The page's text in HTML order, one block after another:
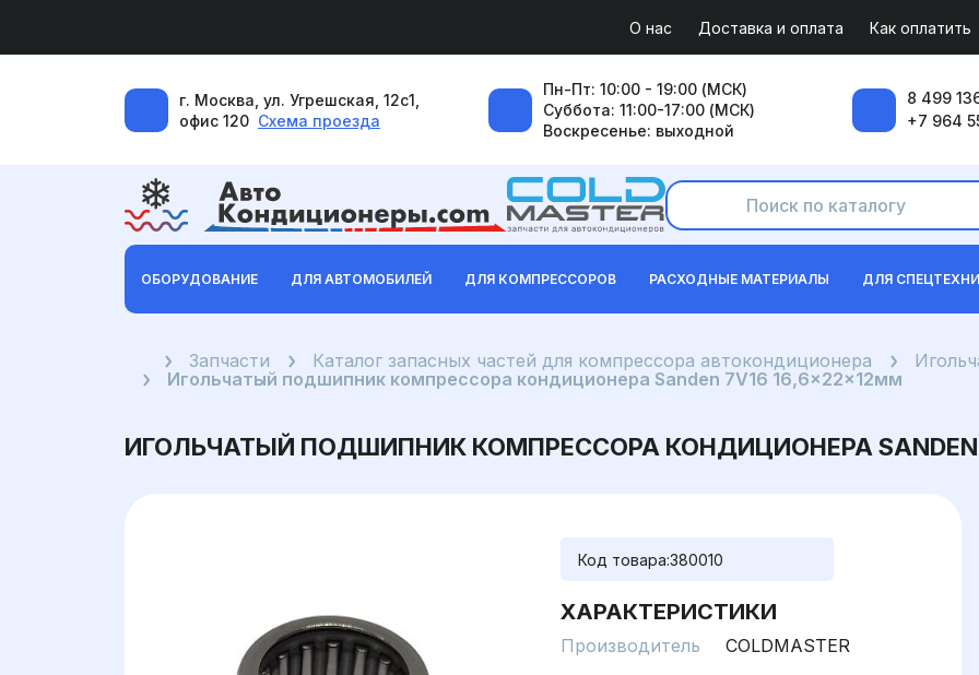
О нас Доставка и оплата Как оплатить
г. Москва, ул. Угрешская, 12с1,
офис 120 Схема проезда
Пн-Пт: 10:00 - 19:00 (МСК)
Суббота: 11:00-17:00 (МСК)
Воскресенье: выходной
8 499
+7 964
ОБОРУДОВАНИЕ ДЛЯ АВТОМОБИЛЕЙ ДЛЯ КОМПРЕССОРОВ РАСХОДНЫЕ МАТЕРИАЛЫ ДЛЯ
ГлавнаяЗапчасти Каталог запасных частей для компрессора автокондиционера
Игольчатый подшипник компрессора кондиционера Sanden 7V16 16,6x22x12мм
ИГОЛЬЧАТЫЙ ПОДШИПНИК КОМПРЕССОРА КОНДИЦИОНЕРА SANDEN
Код товара:380010
ХАРАКТЕРИСТИКИ
Производитель
COLDMASTER